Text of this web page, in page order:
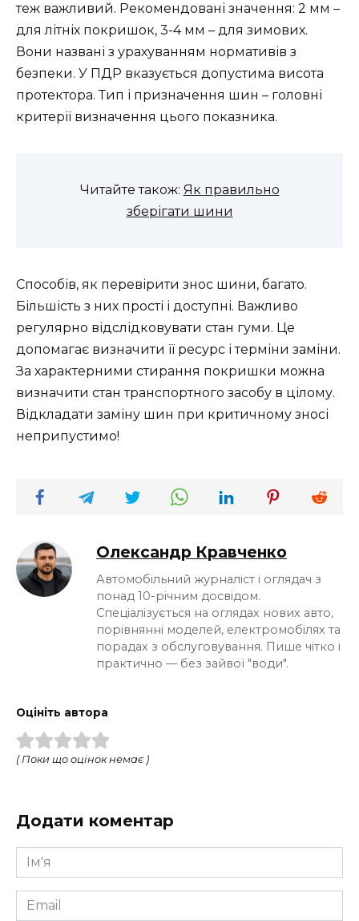
теж важливий. Рекомендовані значення: 2 мм –
для літніх покришок, 3-4 мм – для зимових.
Вони названі з урахуванням нормативів з
безпеки. У ПДР вказується допустима висота
протектора. Тип і призначення шин – головні
критерії визначення цього показника.
Читайте також: Як правильно
зберігати шини
Способів, як перевірити знос шини, багато.
Більшість з них прості і доступні. Важливо
регулярно відслідковувати стан гуми. Це
допомагає визначити її ресурс і терміни заміни.
За характерними стирання покришки можна
визначити стан транспортного засобу в цілому.
Відкладати заміну шин при критичному зносі
неприпустимо!
Олександр Кравченко
Автомобільний журналіст і оглядач з
понад 10-річним досвідом.
Спеціалізується на оглядах нових авто,
порівнянні моделей, електромобілях та
порадах з обслуговування. Пише чітко і
практично — без зайвої "води".
Оцініть автора
( Поки що оцінок немає )
Додати коментар
Ім'я
*
Email